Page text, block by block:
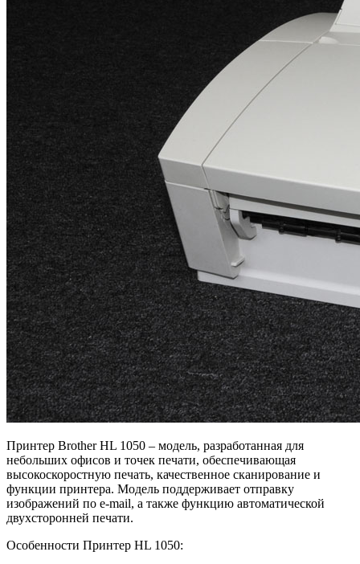
Принтер Brother HL 1050 – модель, разработанная для
небольших офисов и точек печати, обеспечивающая
высокоскоростную печать, качественное сканирование и
функции принтера. Модель поддерживает отправку
изображений по e-mail, а также функцию автоматической
двухсторонней печати.
Особенности Принтер HL 1050: